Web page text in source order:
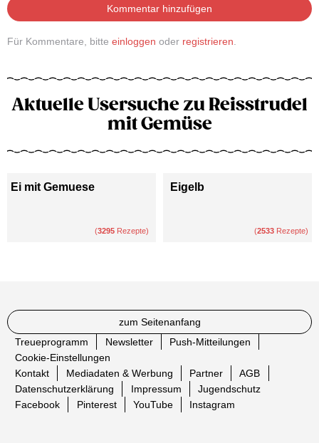
Kommentar hinzufügen
Für Kommentare, bitte einloggen oder registrieren.
Aktuelle Usersuche zu Reisstrudel
mit Gemüse
Ei mit Gemuese
(3295 Rezepte)
Eigelb
(2533 Rezepte)
zum Seitenanfang
Treueprogramm
Newsletter
Push-Mitteilungen
Cookie-Einstellungen
Kontakt
Mediadaten & Werbung Partner
AGB
Datenschutzerklärung
Impressum
Jugendschutz
Facebook
Pinterest YouTube Instagram